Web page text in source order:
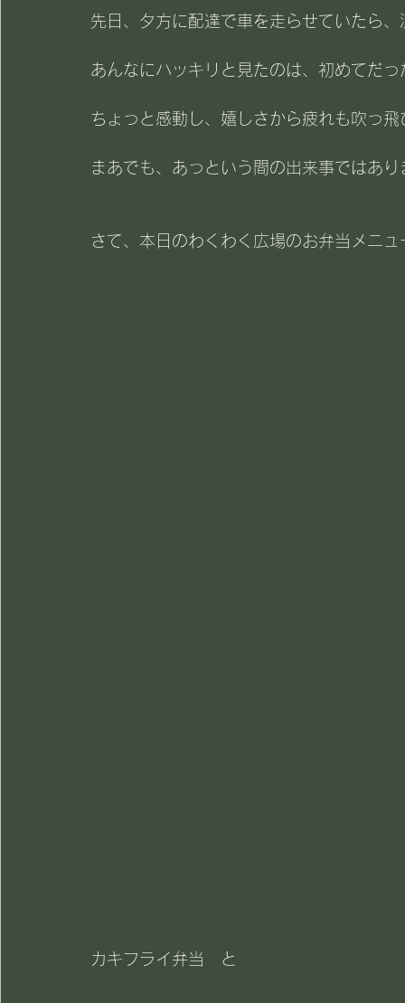
先日、夕方に配達で車を走らせていたら
あんなにハッキリと見たのは、初めてだっ
ちょっと感動し、嬉しさから疲れも吹っ飛
まあでも、あっという間の出来事ではあり
さて、本日のわくわく広場のお弁当メニ
カキフライ弁当　と